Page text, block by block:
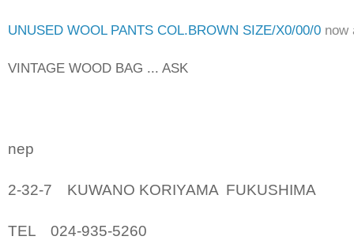
UNUSED WOOL PANTS COL.BROWN SIZE/X0/00/0 now
VINTAGE WOOD BAG ... ASK
nep
2-32-7 KUWANO KORIYAMA FUKUSHIMA
TEL 024-935-5260